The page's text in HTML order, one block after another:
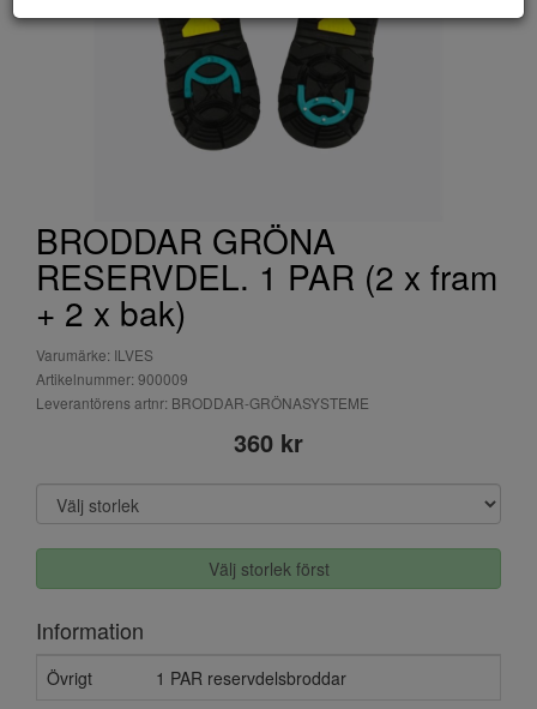
BRODDAR GRÖNA
RESERVDEL. 1 PAR (2 x fram
+ 2 x bak)
Varumärke: ILVES
Artikelnummer: 900009
Leverantörens artnr: BRODDAR-GRÖNASYSTEME
360 kr
Välj storlek först
Information
Övrigt 1 PAR reservdelsbroddar